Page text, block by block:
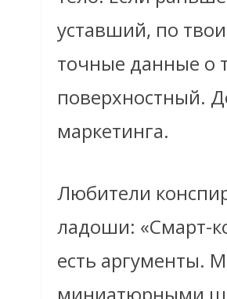
уставший, по
точные данные о
поверхностный.
маркетинга.
Любители
ладоши: «Смарт-
есть аргументы.